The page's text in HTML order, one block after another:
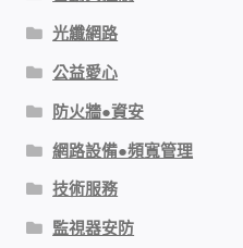
光纖網路
公益愛心
防火牆●資安
網路設備●頻寬管理
技術服務
監視器安防